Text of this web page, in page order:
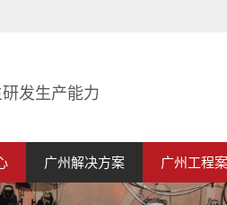
发生产能力
广州解决方案 广州工程